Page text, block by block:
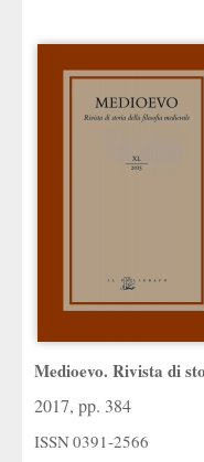
Medioevo. Rivista di
2017, pp. 384
ISSN0391-2566